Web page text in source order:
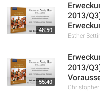
48:50
2013/
Esther
55:40
2013/